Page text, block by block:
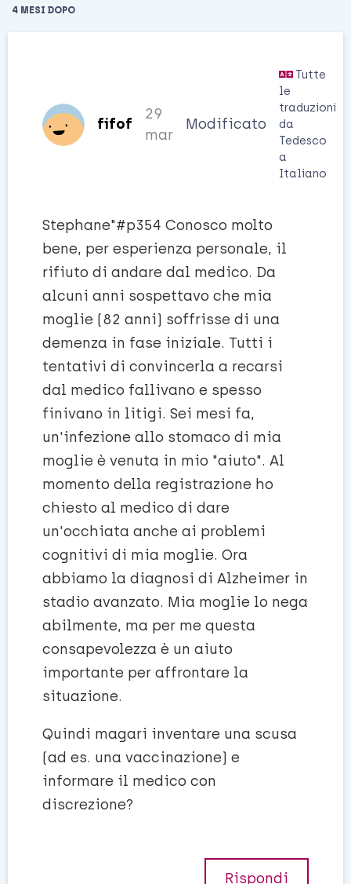
4 MESI DOPO
fifof
29
mar
Modificato
Tutte
le
traduzioni
da
Tedesco
a
Italiano
Stephane"#p354 Conosco molto
bene, per esperienza personale, il
rifiuto di andare dal medico. Da
alcuni anni sospettavo che mia
moglie (82 anni) soffrisse di una
demenza in fase iniziale. Tutti i
tentativi di convincerla a recarsi
dal medico fallivano e spesso
finivano in litigi. Sei mesi fa,
un'infezione allo stomaco di mia
moglie è venuta in mio "aiuto". Al
momento della registrazione ho
chiesto al medico di dare
un'occhiata anche ai problemi
cognitivi di mia moglie. Ora
abbiamo la diagnosi di Alzheimer in
stadio avanzato. Mia moglie lo nega
abilmente, ma per me questa
consapevolezza è un aiuto
importante per affrontare la
situazione.
Quindi magari inventare una scusa
(ad es. una vaccinazione) e
informare il medico con
discrezione?
Rispondi